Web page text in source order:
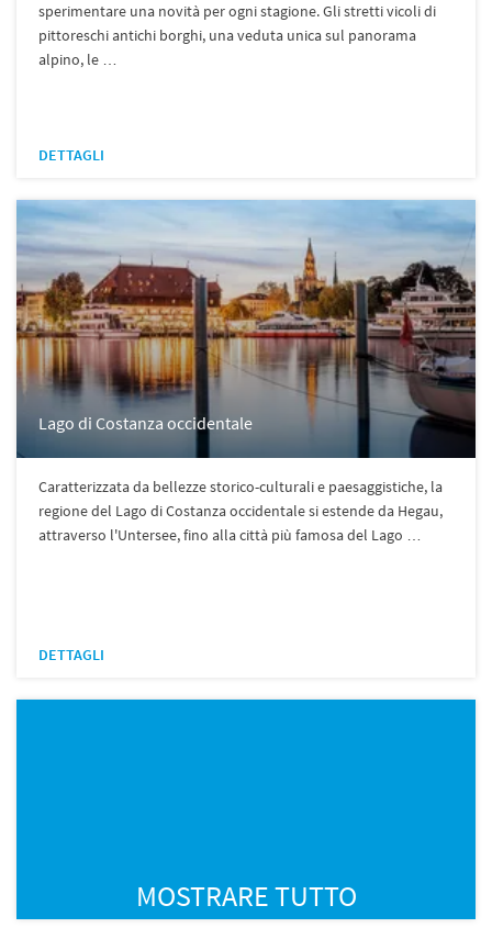
sperimentare una novità per ogni stagione. Gli stretti vicoli di
pittoreschi antichi borghi, una veduta unica sul panorama
alpino, le …
DETTAGLI
Lago di Costanza occidentale
Caratterizzata da bellezze storico-culturali e paesaggistiche, la
regione del Lago di Costanza occidentale si estende da Hegau,
attraverso l'Untersee, fino alla città più famosa del Lago …
DETTAGLI
MOSTRARE TUTTO